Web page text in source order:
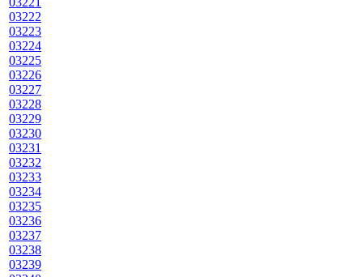
03222
03223
03224
03225
03226
03227
03228
03229
03230
03231
03232
03233
03234
03235
03236
03237
03238
03239